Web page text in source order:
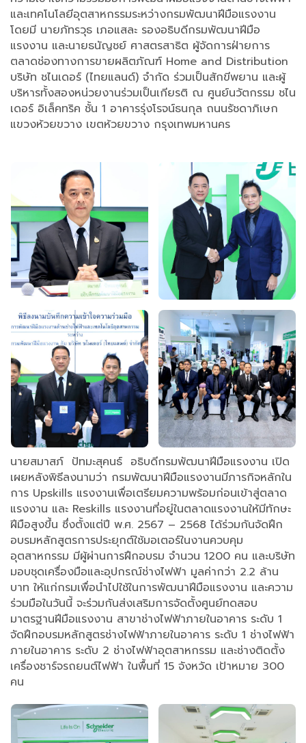
และเทคโนโลยีอุตสาหกรรมระหว่างกรมพัฒนาฝีมือแรงงาน
โดยมี นายภัทรวุธ เภอแสละ รองอธิบดีกรมพัฒนาฝีมือ
แรงงาน และนายธนัญชย์ ศาสตรสาธิต ผู้จัดการฝ่ายการ
ตลาดช่องทางการขายผลิตภัณฑ์ Home and Distribution
บริษัท ชไนเดอร์ (ไทยแลนด์) จำกัด ร่วมเป็นสักขีพยาน และผู้
บริหารทั้งสองหน่วยงานร่วมเป็นเกียรติ ณ ศูนย์นวัตกรรม ชไน
เดอร์ อิเล็คทริค ชั้น 1 อาคารรุ่งโรจน์ธนกุล ถนนรัชดาภิเษก
แขวงห้วยขวาง เขตห้วยขวาง กรุงเทพมหานคร
นายสมาสภ์ ปัทมะสุคนธ์ อธิบดีกรมพัฒนาฝีมือแรงงาน เปิด
เผยหลังพิธีลงนามว่า กรมพัฒนาฝีมือแรงงานมีภารกิจหลักใน
การ Upskills แรงงานเพื่อเตรียมความพร้อมก่อนเข้าสู่ตลาด
แรงงาน และ Reskills แรงงานที่อยู่ในตลาดแรงงานให้มีทักษะ
ฝีมือสูงขึ้น ซึ่งตั้งแต่ปี พ.ศ. 2567 – 2568 ได้ร่วมกันจัดฝึก
อบรมหลักสูตรการประยุกต์ใช้มอเตอร์ในงานควบคุม
อุตสาหกรรม มีผู้ผ่านการฝึกอบรม จำนวน 1200 คน และบริษัท
มอบชุดเครื่องมือและอุปกรณ์ช่างไฟฟ้า มูลค่ากว่า 2.2 ล้าน
บาท ให้แก่กรมเพื่อนำไปใช้ในการพัฒนาฝีมือแรงงาน และความ
ร่วมมือในวันนี้ จะร่วมกันส่งเสริมการจัดตั้งศูนย์ทดสอบ
มาตรฐานฝีมือแรงงาน สาขาช่างไฟฟ้าภายในอาคาร ระดับ 1
จัดฝึกอบรมหลักสูตรช่างไฟฟ้าภายในอาคาร ระดับ 1 ช่างไฟฟ้า
ภายในอาคาร ระดับ 2 ช่างไฟฟ้าอุตสาหกรรม และช่างติดตั้ง
เครื่องชาร์จรถยนต์ไฟฟ้า ในพื้นที่ 15 จังหวัด เป้าหมาย 300
คน